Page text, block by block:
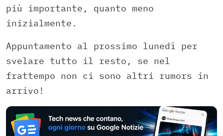
più importante, quanto meno
inizialmente.
Appuntamento al prossimo lunedì per
svelare tutto il resto, se nel
frattempo non ci sono altri rumors in
arrivo!